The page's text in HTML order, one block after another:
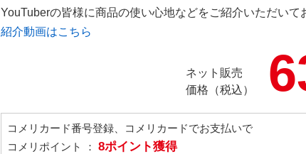
YouTuberの皆様に商品の使い心地などをご紹介いただいて
紹介動画はこちら
ネット販売
価格（税込）
コメリカード番号登録、コメリカードでお支払いで
コメリポイント ： 8ポイント獲得